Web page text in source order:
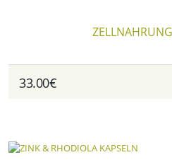
33.00€